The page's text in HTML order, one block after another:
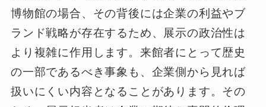
博物館の場合、その背後には企業の利益やブ
ランド戦略が存在するため、展示の政治性は
より複雑に作用します。来館者にとって歴史
の一部であるべき事象も、企業側から見れば
扱いにくい内容となることがあります。その